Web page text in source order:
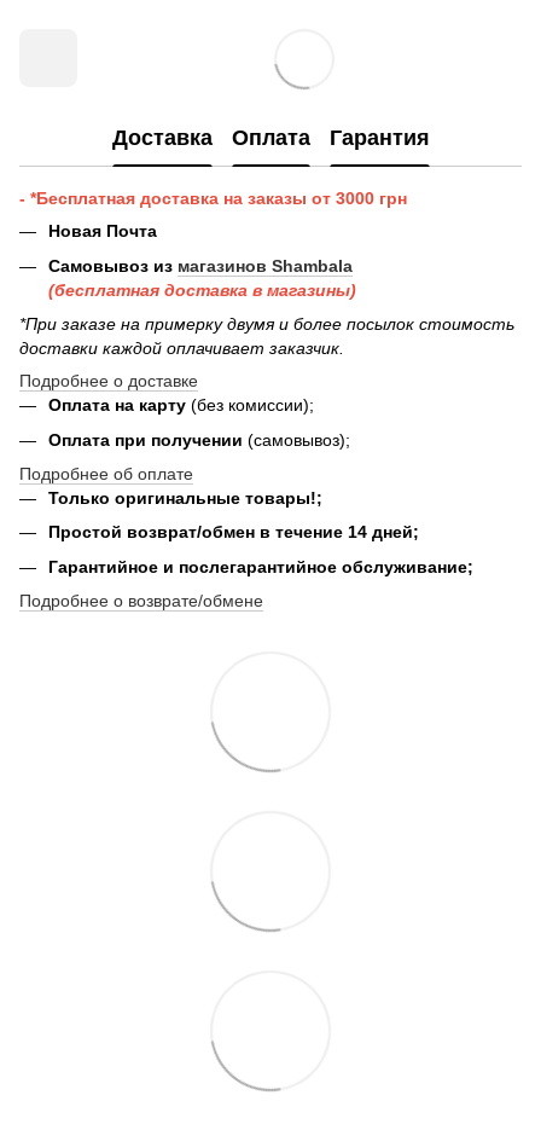
Доставка Оплата Гарантия
- *Бесплатная доставка на заказы от 3000 грн
Новая Почта
Самовывоз из магазинов Shambala
(бесплатная доставка в магазины)
*При заказе на примерку двумя и более посылок стоимость
доставки каждой оплачивает заказчик.
Подробнее о доставке
Оплата на карту (без комиссии);
Оплата при получении (самовывоз);
Подробнее об оплате
Только оригинальные товары!;
Простой возврат/обмен в течение 14 дней;
Гарантийное и послегарантийное обслуживание;
Подробнее о возврате/обмене